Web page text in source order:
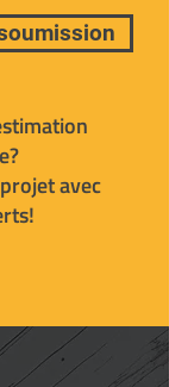
avec